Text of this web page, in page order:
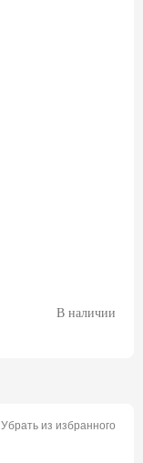
В наличии
Убрать из избранного